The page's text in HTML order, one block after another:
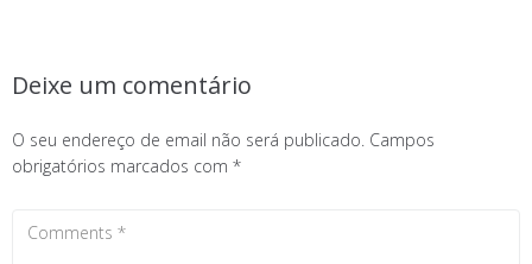
Deixe um comentário
O seu endereço de email não será publicado. Campos
obrigatórios marcados com *